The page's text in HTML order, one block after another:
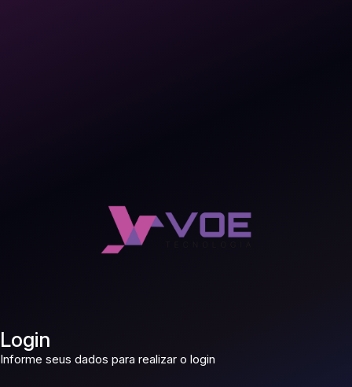
Login
Informe seus dados para realizar o login